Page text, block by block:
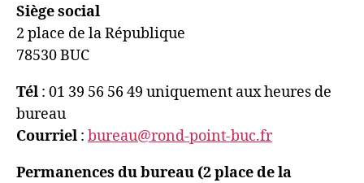
Siège social
2 place de la République
78530 BUC
Tél : 01 39 56 56 49 uniquement aux heures de
bureau
Courriel : bureau@rond-point-buc.fr
Permanences du bureau (2 place de la